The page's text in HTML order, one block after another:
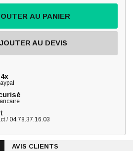
AU PANIER
AU DEVIS
/04.78.37.16.03
AVIS CLIENTS